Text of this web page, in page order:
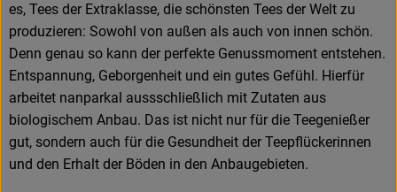
es, Tees der Extraklasse, die schönsten Tees der Welt zu
produzieren: Sowohl von außen als auch von innen schön.
Denn genau so kann der perfekte Genussmoment entstehen.
Entspannung, Geborgenheit und ein gutes Gefühl. Hierfür
arbeitet nanparkal aussschließlich mit Zutaten aus
biologischem Anbau. Das ist nicht nur für die Teegenießer
gut, sondern auch für die Gesundheit der Teepflückerinnen
und den Erhalt der Böden in den Anbaugebieten.